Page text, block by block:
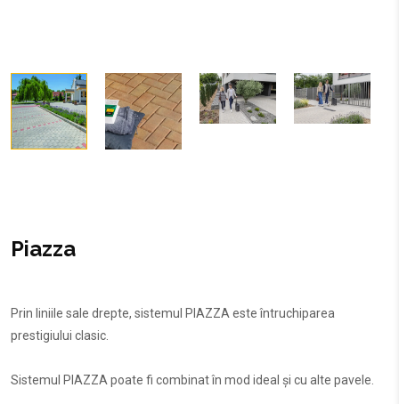
Piazza
Prin liniile sale drepte, sistemul PIAZZA este întruchiparea
prestigiului clasic.
Sistemul PIAZZA poate fi combinat în mod ideal și cu alte pavele.